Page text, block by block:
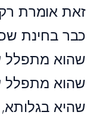
זאת אומרת רק
כבר בחינת
שהוא מתפלל
שהוא מתפלל
שהיא